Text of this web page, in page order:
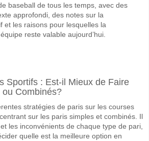
baseball de tous les temps, avec des
approfondi, des notes sur la
et les raisons pour lesquelles la
reste valable aujourd’hui.
Sportifs : Est-il Mieux de Faire
Combinés?
stratégies de paris sur les courses
sur les paris simples et combinés. Il
les inconvénients de chaque type de pari,
quelle est la meilleure option en